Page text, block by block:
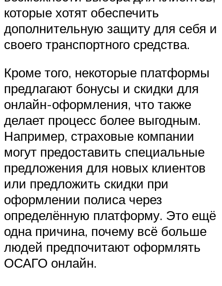
которые хотят обеспечить
дополнительную защиту для себя и
своего транспортного средства.
Кроме того, некоторые платформы
предлагают бонусы и скидки для
онлайн-оформления, что также
делает процесс более выгодным.
Например, страховые компании
могут предоставить специальные
предложения для новых клиентов
или предложить скидки при
оформлении полиса через
определённую платформу. Это ещё
одна причина, почему всё больше
людей предпочитают оформлять
ОСАГО онлайн.